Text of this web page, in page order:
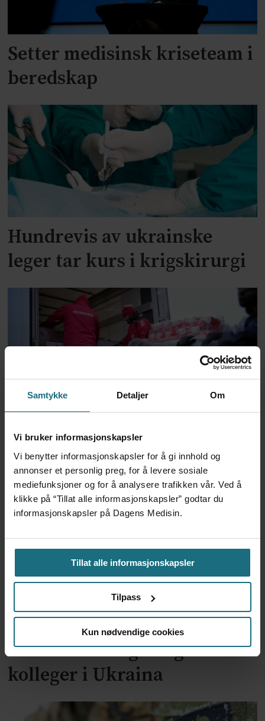
Samtykke Detaljer Om
Vi bruker informasjonskapsler
Vi benytter informasjonskapsler for å gi innhold og
annonser et personlig preg, for å levere sosiale
mediefunksjoner og for å analysere trafikken vår. Ved å
klikke på “Tillat alle informasjonskapsler” godtar du
informasjonskapsler på Dagens Medisin.
Tillat alle informasjonskapsler
Tilpass
Kun nødvendige cookies
Setter medisinsk kriseteam i
beredskap
Hundrevis av ukrainske
leger tar kurs i krigskirurgi
Røde Kors:
Nødhjelpskolonne har
ankommet Ukraina
– Våre tanker går til
sivilbefolkningen og våre
kolleger i Ukraina